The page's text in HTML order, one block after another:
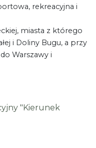
rekreacyjna i
miasta z którego
i Doliny Bugu, a przy
Warszawy i
"Kierunek